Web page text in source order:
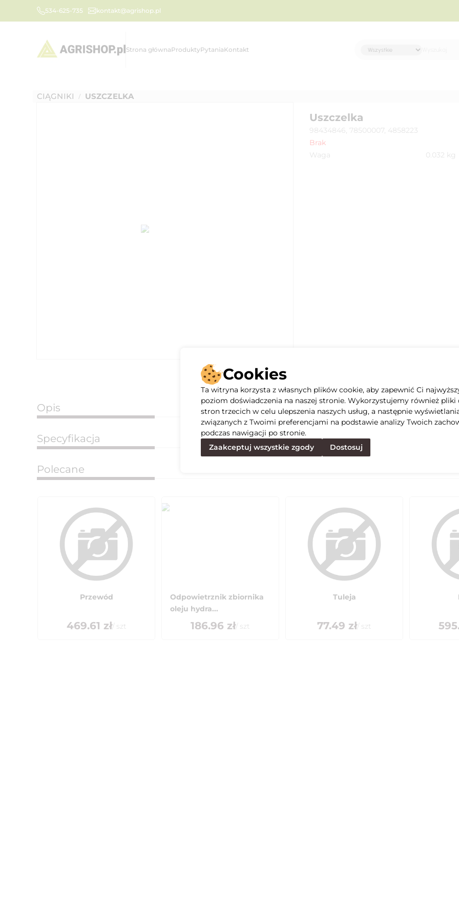
534-625-735 kontakt@agrishop.pl
Strona głównaProduktyPytaniaKontakt
CIĄGNIKI / USZCZELKA
Uszczelka
98434846, 78500007, 4858223
Brak
Waga
0.032 kg
Opis
Specyfikacja
Polecane
Przewód
469.61 zł/ szt
Odpowietrznik zbiornika
oleju hydra...
186.96 zł/ szt
Tuleja
77.49 zł/ szt
Cookies
Ta witryna korzysta z własnych plików cookie, aby zapewnić Ci
poziom doświadczenia na naszej stronie. Wykorzystujemy również pliki
stron trzecich w celu ulepszenia naszych usług, a następnie
związanych z Twoimi preferencjami na podstawie analizy Twoich
podczas nawigacji po stronie.
Zaakceptuj wszystkie zgody
Dostosuj